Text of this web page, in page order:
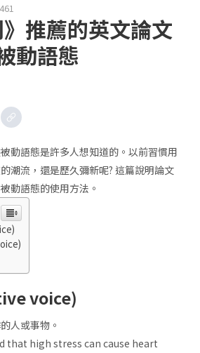
》推薦的英文論文
動語態
動語態是許多人想知道的。以前習慣用
潮流，還是歷久彌新呢? 這篇說明論文
動語態的使用方法。
voice)
人或事物。
that high stress can cause heart